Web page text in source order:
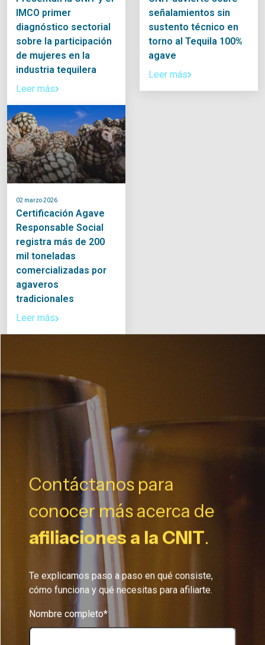
IMCO primer
diagnóstico sectorial
sobre la participación
de mujeres en la
industria tequilera
Leer más
señalamientos sin
sustento técnico en
torno al Tequila 100%
agave
Leer más
02 marzo 2026
Certificación Agave
Responsable Social
registra más de 200
mil toneladas
comercializadas por
agaveros
tradicionales
Leer más
Contáctanos para
conocer más acerca de
afiliaciones a la CNIT.
Te explicamos paso a paso en qué consiste,
cómo funciona y qué necesitas para afiliarte.
Nombre completo*